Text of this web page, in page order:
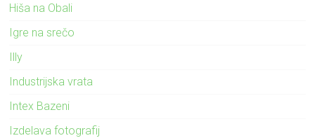
Hiša na Obali
Igre na srečo
Illy
Industrijska vrata
Intex Bazeni
Izdelava fotografij